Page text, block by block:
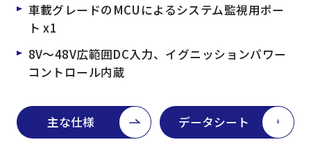
車載グレードのMCUによるシステム監視用ポー
ト x1
8V～48V広範囲DC入力、イグニッションパワー
コントロール内蔵
主な仕様 データシート